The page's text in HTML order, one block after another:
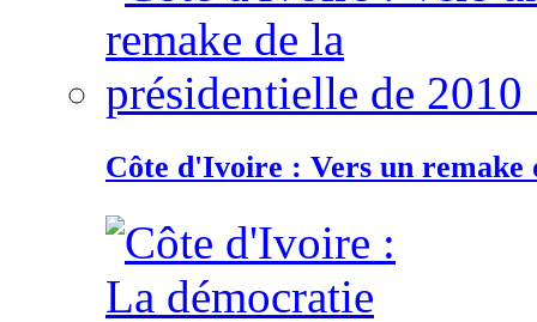
Côte d'Ivoire : Vers un remake